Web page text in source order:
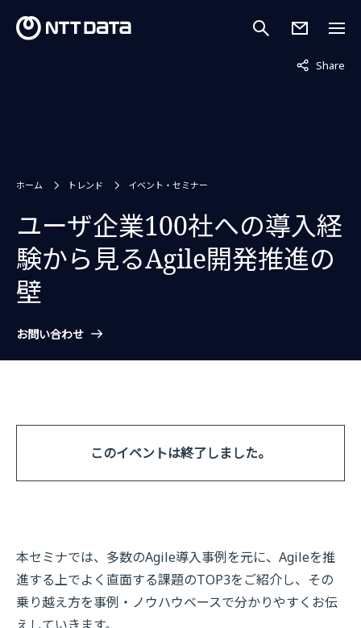
Share
非表示中
ホーム トレンド イベント・セミナー
ユーザ企業100社への導入経
験から見るAgile開発推進の
壁
お問い合わせ
このイベントは終了しました。
本セミナでは、多数のAgile導入事例を元に、Agileを推
進する上でよく直面する課題のTOP3をご紹介し、その
乗り越え方を事例・ノウハウベースで分かりやすくお伝